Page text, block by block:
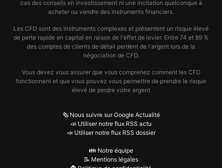
cas des conseils en investissement ni une incitation quelconque à
acheter ou vendre des instruments financiers.
Les CFD sont des instruments complexes et présentent un risque élevé
de perte rapide en capital en raison de l'effet de levier. Entre 74 et 89 %
des comptes de clients de détail perdent de l'argent lors de la
négociation de CFD.
Vous devez vous assurer que vous comprenez comment les CFD
fonctionnent et que vous pouvez vous permettre de prendre le risque
élevé de perdre votre argent
🗞️ Nous suivre sur Google Actualité
📣 Utiliser notre flux RSS actu
📣 Utiliser notre flux RSS dossier
👪 Notre équipe
📝 Mentions légales